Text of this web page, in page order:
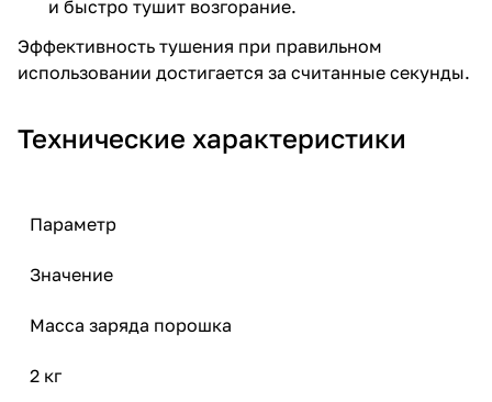
и быстро тушит возгорание.
Эффективность тушения при правильном
использовании достигается за считанные секунды.
Технические характеристики
Параметр
Значение
Масса заряда порошка
2 кг